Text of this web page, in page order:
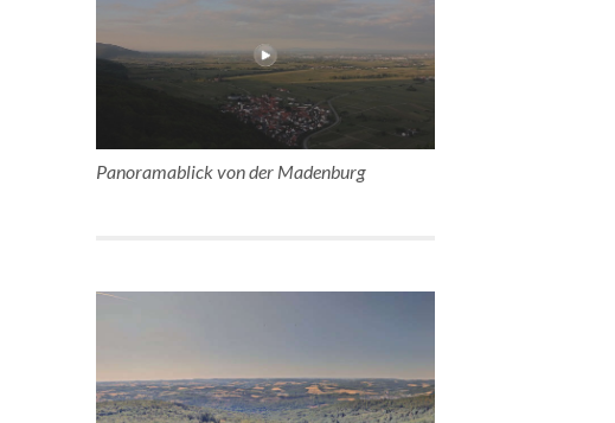
Panoramablick von der Madenburg